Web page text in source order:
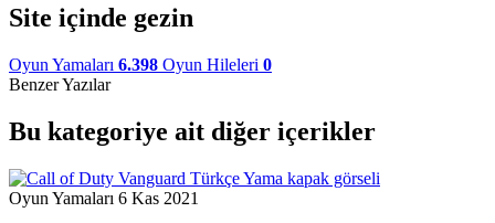
Site içinde gezin
Oyun Yamaları 6.398 Oyun Hileleri 0
Benzer Yazılar
Bu kategoriye ait diğer içerikler
Oyun Yamaları 6 Kas 2021